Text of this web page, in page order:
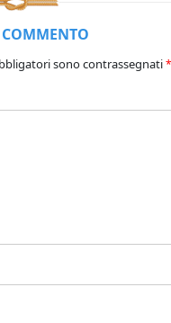
sono contrassegnati*